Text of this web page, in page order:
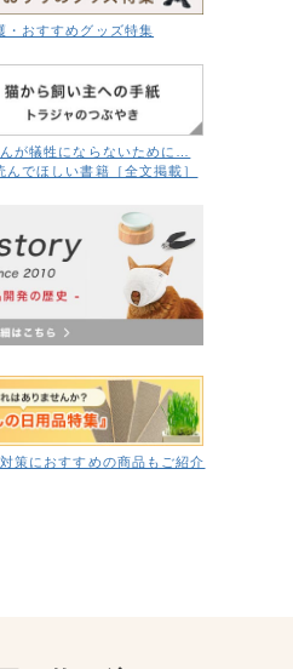
・おすすめグッズ特集
が犠牲にならないために…
でほしい書籍［全文掲載］
策におすすめの商品もご紹介